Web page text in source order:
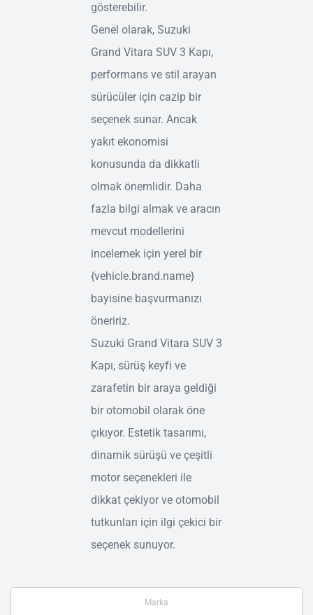
gösterebilir.
Genel olarak, Suzuki
Grand Vitara SUV 3 Kapı,
performans ve stil arayan
sürücüler için cazip bir
seçenek sunar. Ancak
yakıt ekonomisi
konusunda da dikkatli
olmak önemlidir. Daha
fazla bilgi almak ve aracın
mevcut modellerini
incelemek için yerel bir
{vehicle.brand.name}
bayisine başvurmanızı
öneririz.
Suzuki Grand Vitara SUV 3
Kapı, sürüş keyfi ve
zarafetin bir araya geldiği
bir otomobil olarak öne
çıkıyor. Estetik tasarımı,
dinamik sürüşü ve çeşitli
motor seçenekleri ile
dikkat çekiyor ve otomobil
tutkunları için ilgi çekici bir
seçenek sunuyor.
Marka